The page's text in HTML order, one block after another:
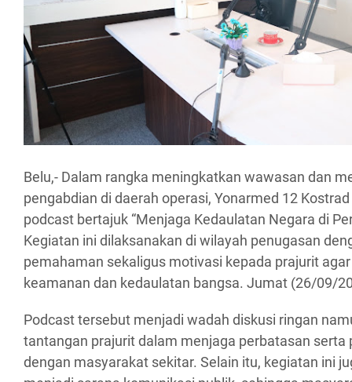
Belu,- Dalam rangka meningkatkan wawasan dan
pengabdian di daerah operasi, Yonarmed 12
podcast bertajuk “Menjaga Kedaulatan Negara di
Kegiatan ini dilaksanakan di wilayah penugasan
pemahaman sekaligus motivasi kepada prajurit
keamanan dan kedaulatan bangsa. Jumat (26/09/
Podcast tersebut menjadi wadah diskusi ringan
tantangan prajurit dalam menjaga perbatasan serta
dengan masyarakat sekitar. Selain itu, kegiatan ini